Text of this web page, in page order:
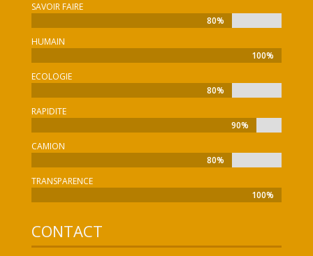
SAVOIR FAIRE
80%
80%
HUMAIN
100%
100%
ECOLOGIE
80%
80%
RAPIDITE
90%
90%
CAMION
80%
80%
TRANSPARENCE
100%
100%
CONTACT